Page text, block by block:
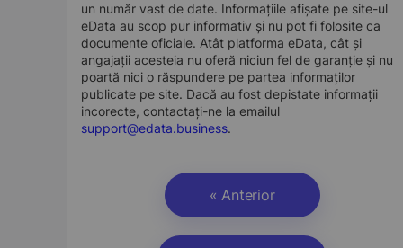
un număr vast de date. Informațiile afișate pe site-ul
eData au scop pur informativ și nu pot fi folosite ca
documente oficiale. Atât platforma eData, cât și
angajații acesteia nu oferă niciun fel de garanție și nu
poartă nici o răspundere pe partea informaților
publicate pe site. Dacă au fost depistate informații
incorecte, contactați-ne la emailul
support@edata.business.
« Anterior